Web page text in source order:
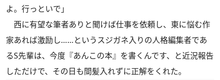
よ。行っといで」
西に有望な筆者ありと聞けば仕事を依頼し、東に悩む作
家あれば激励し……というスジガネ入りの人格編集者であ
るS先輩は、今度『あんこの本』を書くんです、と近況報告
しただけで、その日も間髪入れずに正解をくれた。